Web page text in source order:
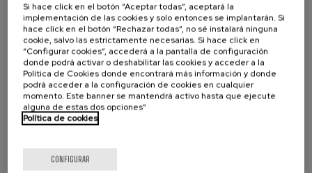
Colabora
Si hace click en el botón “Aceptar todas”, aceptará la
implementación de las cookies y solo entonces se implantarán. Si
hace click en el botón “Rechazar todas”, no sé instalará ninguna
cookie, salvo las estrictamente necesarias. Si hace click en
“Configurar cookies”, accederá a la pantalla de configuración
donde podrá activar o deshabilitar las cookies y acceder a la
Política de Cookies donde encontrará más información y donde
podrá acceder a la configuración de cookies en cualquier
momento. Este banner se mantendrá activo hasta que ejecute
alguna de estas dos opciones”
Política de cookies
CONFIGURAR